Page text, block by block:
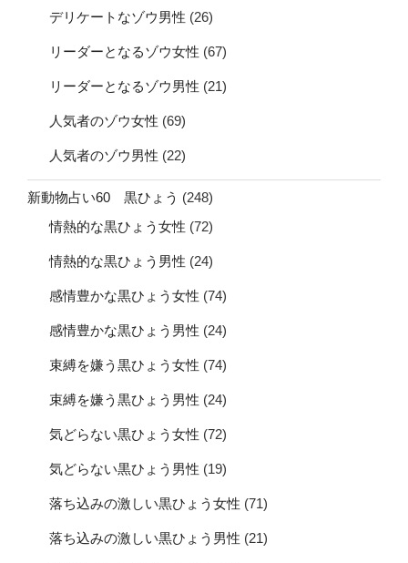
デリケートなゾウ男性 (26)
リーダーとなるゾウ女性 (67)
リーダーとなるゾウ男性 (21)
人気者のゾウ女性 (69)
人気者のゾウ男性 (22)
新動物占い60 黒ひょう (248)
情熱的な黒ひょう女性 (72)
情熱的な黒ひょう男性 (24)
感情豊かな黒ひょう女性 (74)
感情豊かな黒ひょう男性 (24)
束縛を嫌う黒ひょう女性 (74)
束縛を嫌う黒ひょう男性 (24)
気どらない黒ひょう女性 (72)
気どらない黒ひょう男性 (19)
落ち込みの激しい黒ひょう女性 (71)
落ち込みの激しい黒ひょう男性 (21)